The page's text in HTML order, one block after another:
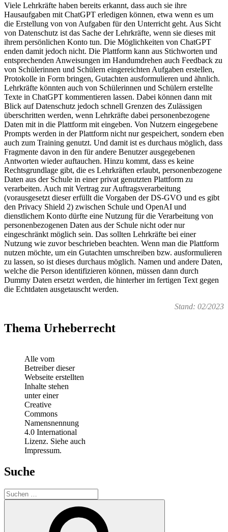
Viele Lehrkräfte haben bereits erkannt, dass auch sie ihre
Hausaufgaben mit ChatGPT erledigen können, etwa wenn es um
die Erstellung von von Aufgaben für den Unterricht geht. Aus Sicht
von Datenschutz ist das Sache der Lehrkräfte, wenn sie dieses mit
ihrem persönlichen Konto tun. Die Möglichkeiten von ChatGPT
enden damit jedoch nicht. Die Plattform kann aus Stichworten und
entsprechenden Anweisungen im Handumdrehen auch Feedback zu
von Schülerinnen und Schülern eingereichten Aufgaben erstellen,
Protokolle in Form bringen, Gutachten ausformulieren und ähnlich.
Lehrkräfte könnten auch von Schülerinnen und Schülern erstellte
Texte in ChatGPT kommentieren lassen. Dabei können dann mit
Blick auf Datenschutz jedoch schnell Grenzen des Zulässigen
überschritten werden, wenn Lehrkräfte dabei personenbezogene
Daten mit in die Plattform mit eingeben. Von Nutzern eingegebene
Prompts werden in der Plattform nicht nur gespeichert, sondern eben
auch zum Training genutzt. Und damit ist es durchaus möglich, dass
Fragmente davon in den für andere Benutzer ausgegebenen
Antworten wieder auftauchen. Hinzu kommt, dass es keine
Rechtsgrundlage gibt, die es Lehrkräften erlaubt, personenbezogene
Daten aus der Schule in einer privat genutzten Plattform zu
verarbeiten. Auch mit Vertrag zur Auftragsverarbeitung
(vorausgesetzt dieser erfüllt die Vorgaben der DS-GVO und es gibt
den Privacy Shield 2) zwischen Schule und OpenAI und
dienstlichem Konto dürfte eine Nutzung für die Verarbeitung von
personenbezogenen Daten aus der Schule nicht oder nur
eingeschränkt möglich sein. Das sollten Lehrkräfte bei einer
Nutzung wie zuvor beschrieben beachten. Wenn man die Plattform
nutzen möchte, um ein Gutachten umschreiben bzw. ausformulieren
zu lassen, so ist dieses durchaus möglich. Namen und andere Daten,
welche die Person identifizieren können, müssen dann durch
Dummy Daten ersetzt werden, die hinterher im fertigen Text gegen
die Echtdaten ausgetauscht werden.
Stand: 02/2023
Thema Urheberrecht
Alle vom
Betreiber dieser
Webseite erstellten
Inhalte stehen
unter einer
Creative
Commons
Namensnennung
4.0 International
Lizenz. Siehe auch
Impressum.
Suche
Suchen
nach: